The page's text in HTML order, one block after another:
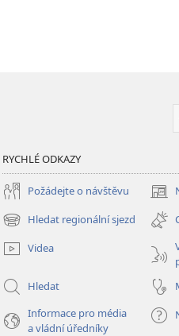
RYCHLÉ ODKAZY
Požádejte o návštěvu
nové
okno)
Hledat regionální sjezd
(otevřeno
nové
okno)
Videa
Hledat
Informace pro média
a vládní úředníky